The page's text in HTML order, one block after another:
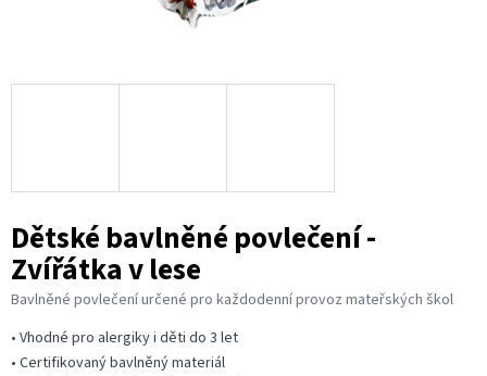
Dětské bavlněné povlečení -
Zvířátka v lese
Bavlněné povlečení určené pro každodenní provoz mateřských škol
• Vhodné pro alergiky i děti do 3 let
• Certifikovaný bavlněný materiál